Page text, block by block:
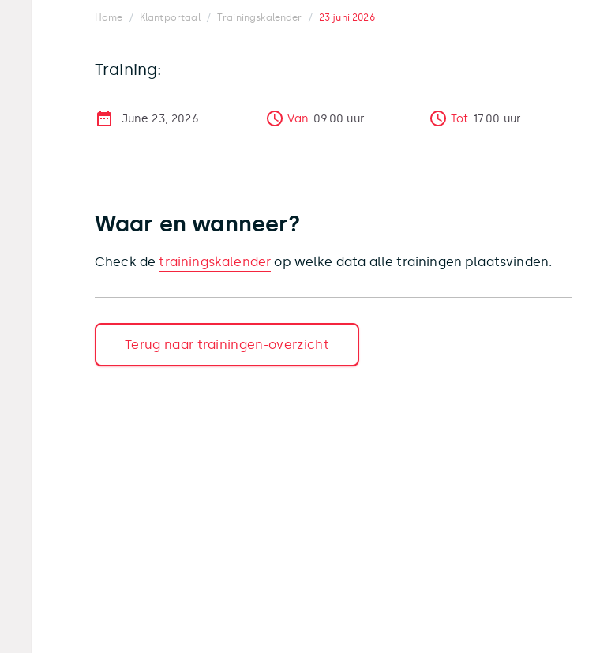
Home / Klantportaal / Trainingskalender / 23 juni 2026
Training:
June 23, 2026 Van 09:00 uur Tot 17:00 uur
Waar en wanneer?
Check detrainingskalender op welke data alle trainingen plaatsvinden.
Terug naar trainingen-overzicht